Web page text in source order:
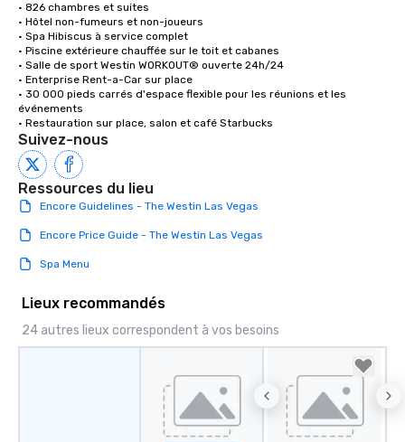
• 826 chambres et suites
• Hôtel non-fumeurs et non-joueurs
• Spa Hibiscus à service complet
• Piscine extérieure chauffée sur le toit et cabanes
• Salle de sport Westin WORKOUT® ouverte 24h/24
• Enterprise Rent-a-Car sur place
• 30 000 pieds carrés d'espace flexible pour les réunions et les
événements
• Restauration sur place, salon et café Starbucks
Suivez-nous
Ressources du lieu
Encore Guidelines - The Westin Las Vegas
Encore Price Guide - The Westin Las Vegas
Spa Menu
Lieux recommandés
24 autres lieux correspondent à vos besoins